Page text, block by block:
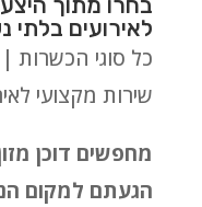
לאירועים בלתי
כל סוגי הכשרות |
שירות מקצועי
מחפשים דוכן
הגעתם למקום